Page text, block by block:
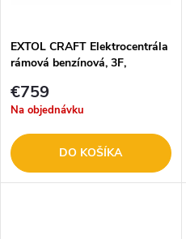
o
v
o
v
EXTOL CRAFT Elektrocentrála
rámová benzínová, 3F,
€759
Na objednávku
DO KOŠÍKA